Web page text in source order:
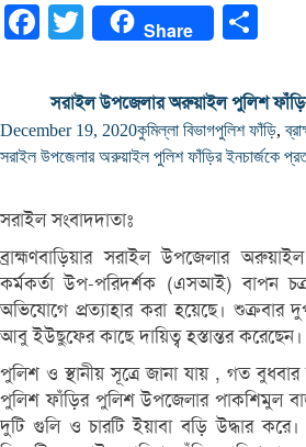
FacebookTwitter Share
সরাইল উপজেলার অরুয়াইল পুলিশ ফাঁড়ির
December 19, 2020কুমিল্লা বিভাগপুলিশ ফাঁড়ি,
সরাইল উপজেলার অরুয়াইল পুলিশ ফাঁড়ির ইনচার্জকে
সরাইল সংবাদদাতাঃ
ব্রাহ্মণবাড়িয়ার সরাইল উপজেলার অরুয়াইল
কর্মকর্তা উপ-পরিদর্শক (এসআই) বাপন
অভিযোগে প্রত্যাহার করা হয়েছে। শুক্রবার
আবু ইউছুফের কাছে দায়িত্ব হস্তান্তর করেছেন।
পুলিশ ও স্থানীয় সূত্রে জানা যায় , গত
পুলিশ ফাঁড়ির পুলিশ উপজেলার পাকশিমুল
দুটি গুলি ও চারটি ইয়াবা বড়ি উদ্ধার